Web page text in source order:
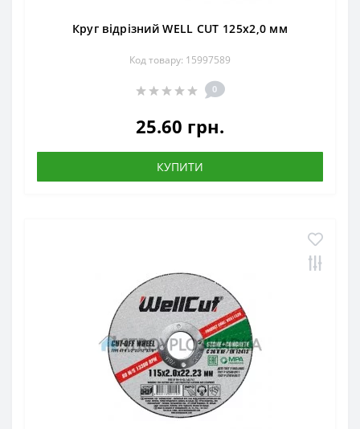
Круг відрізний WELL CUT 125х2,0 мм
Код товару: 15997589
0
25.60 грн.
КУПИТИ